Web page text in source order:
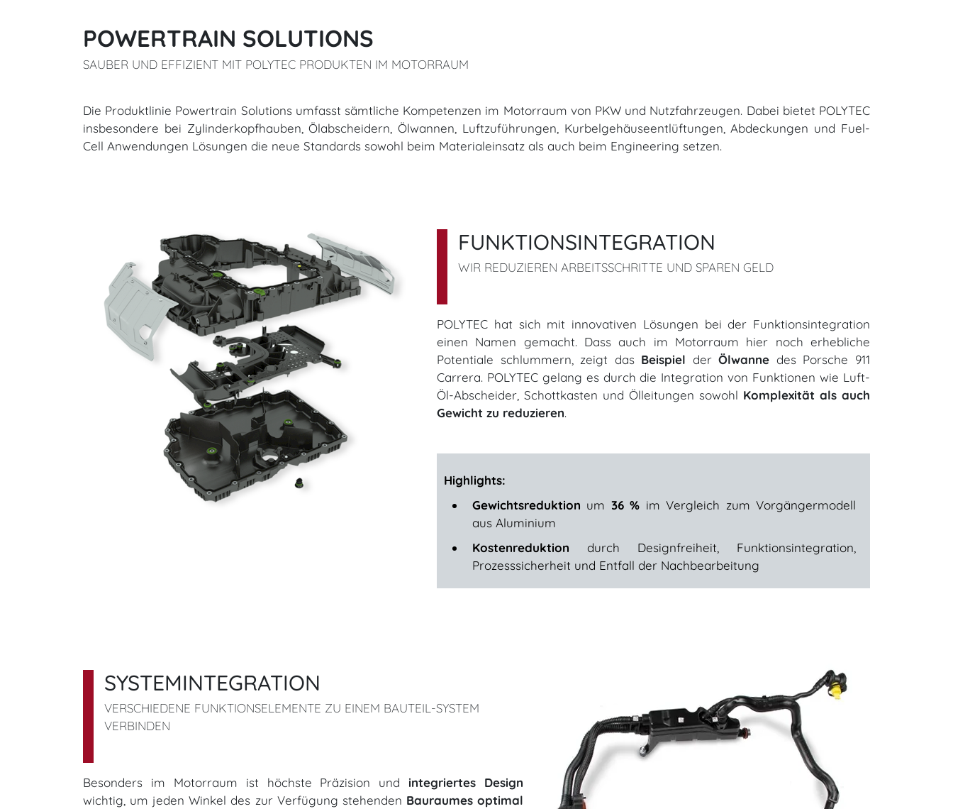
POWERTRAIN SOLUTIONS
SAUBER UND EFFIZIENT MIT POLYTEC PRODUKTEN IM MOTORRAUM
​​​​​​​Die Produktlinie Powertrain Solutions umfasst sämtliche Kompetenzen im Motorraum von PKW und Nutzfahrzeugen. Dabei bietet POLYTEC
insbesondere bei Zylinderkopfhauben, Ölabscheidern, Ölwannen, Luftzuführungen, Kurbelgehäuseentlüftungen, Abdeckungen und Fuel-
Cell Anwendungen Lösungen die neue Standards sowohl beim Materialeinsatz als auch beim Engineering setzen.
FUNKTIONSINTEGRATION
WIR REDUZIEREN ARBEITSSCHRITTE UND SPAREN GELD
POLYTEC hat sich mit innovativen Lösungen bei der Funktionsintegration
einen Namen gemacht. Dass auch im Motorraum hier noch erhebliche
Potentiale schlummern, zeigt das Beispiel derÖlwanne des Porsche 911
Carrera. POLYTEC gelang es durch die Integration von Funktionen wie Luft-
Öl-Abscheider, Schottkasten und Ölleitungen sowohl Komplexität als auch
Gewicht zu reduzieren.
Highlights:
Gewichtsreduktion um 36 % im Vergleich zum Vorgängermodell
aus Aluminium
Kostenreduktion durch Designfreiheit, Funktionsintegration,
Prozesssicherheit und Entfall der Nachbearbeitung
SYSTEMINTEGRATION
VERSCHIEDENE FUNKTIONSELEMENTE ZU EINEM BAUTEIL-SYSTEM
VERBINDEN
Besonders im Motorraum ist höchste Präzision und integriertes Design
wichtig, um jeden Winkel des zur Verfügung stehenden Bauraumes optimal